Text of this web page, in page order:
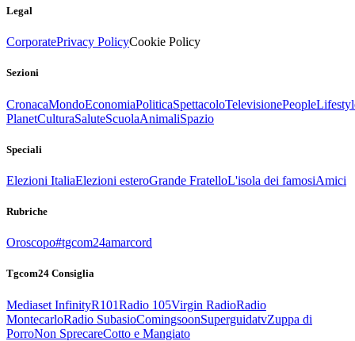
Legal
CorporatePrivacy PolicyCookie Policy
Sezioni
CronacaMondoEconomiaPoliticaSpettacoloTelevisionePeople
PlanetCulturaSaluteScuolaAnimaliSpazio
Speciali
Elezioni ItaliaElezioni esteroGrande FratelloL'isola dei famosiAmici
Rubriche
Oroscopo#tgcom24amarcord
Tgcom24 Consiglia
Mediaset InfinityR101Radio 105Virgin RadioRadio
MontecarloRadio SubasioComingsoonSuperguidatvZuppa di
PorroNon SprecareCotto e Mangiato